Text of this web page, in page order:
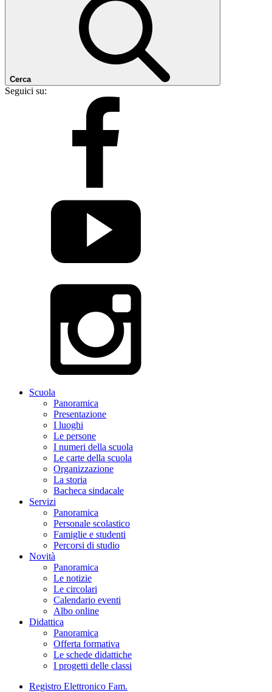
Cerca
Seguici su:
Scuola
Panoramica
Presentazione
I luoghi
Le persone
I numeri della scuola
Le carte della scuola
Organizzazione
La storia
Bacheca sindacale
Servizi
Panoramica
Personale scolastico
Famiglie e studenti
Percorsi di studio
Novità
Panoramica
Le notizie
Le circolari
Calendario eventi
Albo online
Didattica
Panoramica
Offerta formativa
Le schede didattiche
I progetti delle classi
Registro Elettronico Fam.